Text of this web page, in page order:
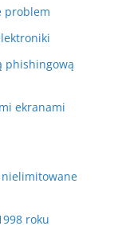
problem
phishingową
ekranami
nielimitowane
roku